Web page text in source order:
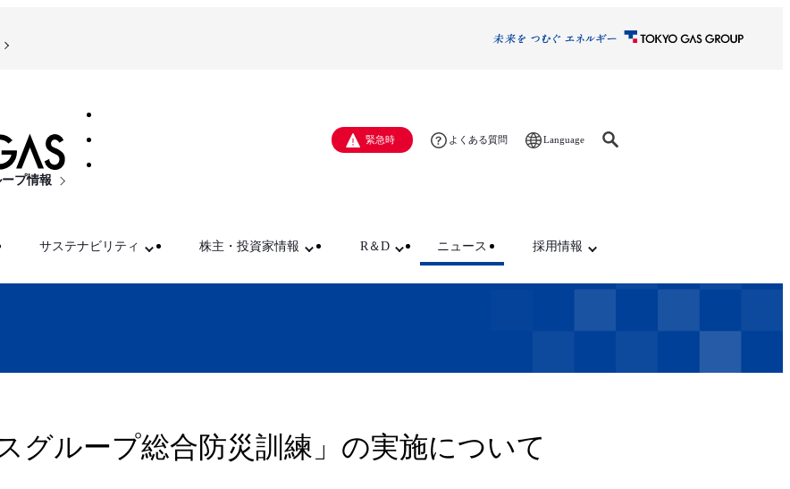
プ情報
緊急時 よくある質問 Language
サステナビリティ 株主・投資家情報 R＆D ニュース 採用情報
グループ総合防災訓練」の実施について